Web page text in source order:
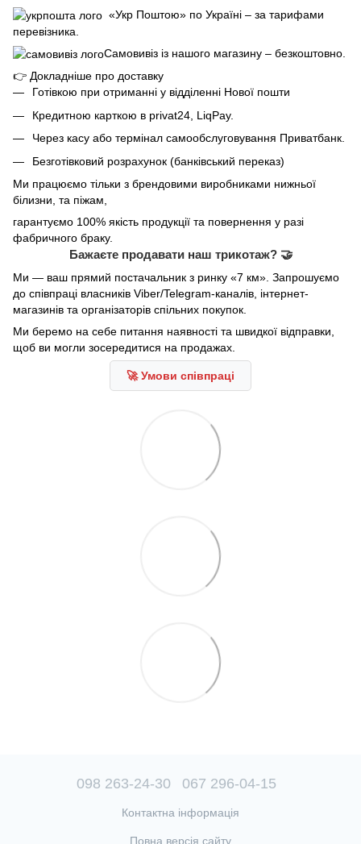
«Укр Поштою» по Україні – за тарифами
перевізника.
Самовивіз із нашого магазину – безкоштовно.
👉 Докладніше про доставку
Готівкою при отриманні у відділенні Нової пошти
Кредитною карткою в privat24, LiqPay.
Через касу або термінал самообслуговування Приватбанк.
Безготівковий розрахунок (банківський переказ)
Ми працюємо тільки з брендовими виробниками нижньої
білизни, та піжам,
гарантуємо 100% якість продукції та повернення у разі
фабричного браку.
Бажаєте продавати наш трикотаж? 🤝
Ми — ваш прямий постачальник з ринку «7 км». Запрошуємо
до співпраці власників Viber/Telegram-каналів, інтернет-
магазинів та організаторів спільних покупок.
Ми беремо на себе питання наявності та швидкої відправки,
щоб ви могли зосередитися на продажах.
🚀 Умови співпраці
098 263-24-30 067 296-04-15
Контактна інформація
Повна версія сайту